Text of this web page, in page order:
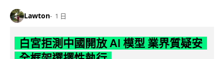
Lawton 1 日
白宮拒測中國開放 AI 模型 業界質疑安